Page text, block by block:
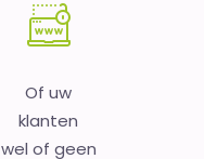
Of uw
klanten
wel of geen